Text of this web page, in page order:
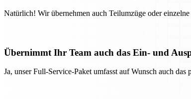
Natürlich! Wir übernehmen auch Teilumzüge oder
Übernimmt Ihr Team auch das Ein- und
Ja, unser Full-Service-Paket umfasst auf Wunsch auch